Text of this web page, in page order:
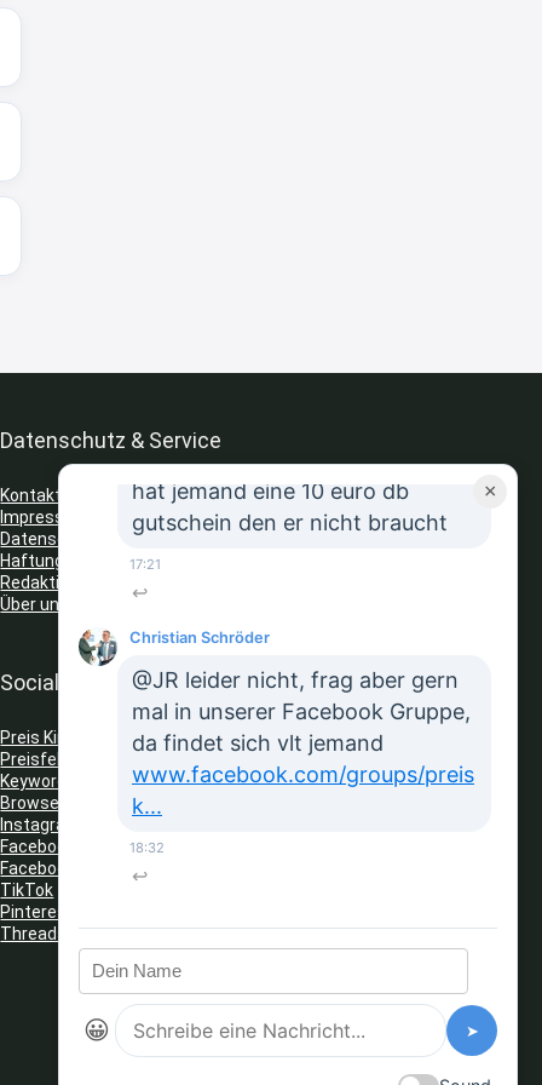
Datenschutz & Service
Kontakt
Impressum
Datenschutz
Haftungsausschluss
Redaktionelle Richtlinien
Über uns
Social Media
Preis King auf Telegram
Preisfehler Whats App Kanal
Keyword Tracker (Telegram)
Browser Erweiterungen: Gutschein Finder
Instagram
Facebook
Facebook Gruppe
TikTok
Pinterest
Threads
×
8:43
JR
hat jemand eine 10 euro db
gutschein den er nicht braucht
17:21
↩
Christian Schröder
@JR leider nicht, frag aber gern
mal in unserer Facebook Gruppe,
da findet sich vlt jemand
www.facebook.com/groups/preis
k...
18:32
↩
😀 ➤